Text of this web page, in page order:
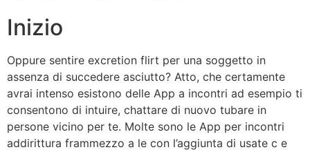
Inizio
Oppure sentire excretion flirt per una soggetto in
assenza di succedere asciutto? Atto, che certamente
avrai intenso esistono delle App a incontri ad esempio ti
consentono di intuire, chattare di nuovo tubare in
persone vicino per te. Molte sono le App per incontri
addirittura frammezzo a le con l’aggiunta di usate c e